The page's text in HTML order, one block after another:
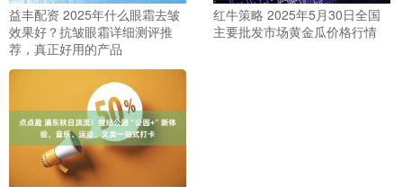
益丰配资 2025年什么眼霜去皱
效果好？抗皱眼霜详细测评推
荐，真正好用的产品
红牛策略 2025年5月30日全国
主要批发市场黄金瓜价格行情